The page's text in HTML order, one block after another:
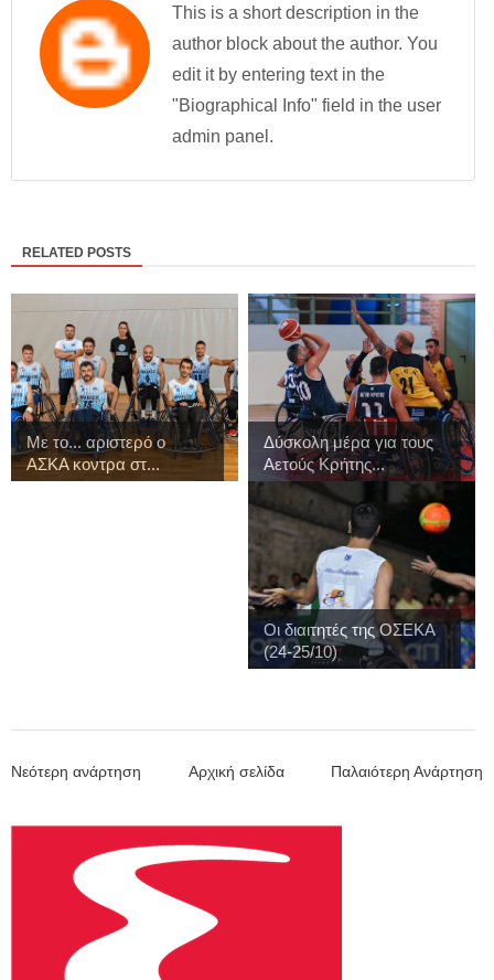
This is a short description in the
author block about the author. You
edit it by entering text in the
"Biographical Info" field in the user
admin panel.
RELATED POSTS
Με το... αριστερό ο
ΑΣΚΑ κοντρα στ...
Δύσκολη μέρα για τους
Αετούς Κρήτης...
Οι διαιτητές της ΟΣΕΚΑ
(24-25/10)
Νεότερη ανάρτηση Παλαιότερη Ανάρτηση
Αρχική σελίδα